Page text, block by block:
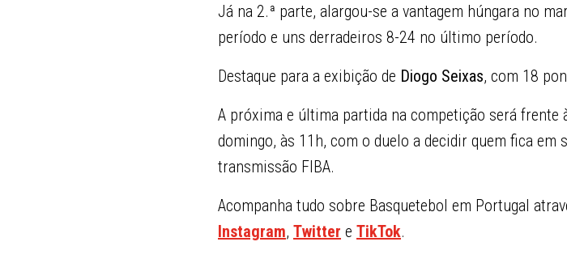
Já na 2.ª parte, alargou-se a vantagem húngara no
período e uns derradeiros 8-24 no último período.
Destaque para a exibição de Diogo Seixas, com 18
A próxima e última partida na competição será frente
domingo, às 11h, com o duelo a decidir quem fica
transmissão FIBA.
Acompanha tudo sobre Basquetebol em Portugal
Instagram, Twitter e TikTok.